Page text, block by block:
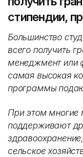
стипендии,
Большинство
всего получить
менеджмент или
самая высокая
программы
При этом многие
поддерживают
сельское